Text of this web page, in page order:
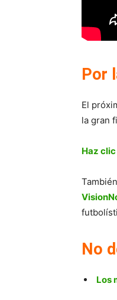
Por
El
la gran
Haz
No
Los